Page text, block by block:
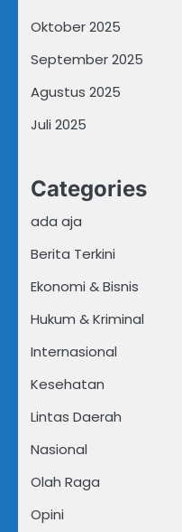
Oktober 2025
September 2025
Agustus 2025
Juli 2025
Categories
ada aja
Berita Terkini
Ekonomi & Bisnis
Hukum & Kriminal
Internasional
Kesehatan
Lintas Daerah
Nasional
Olah Raga
Opini